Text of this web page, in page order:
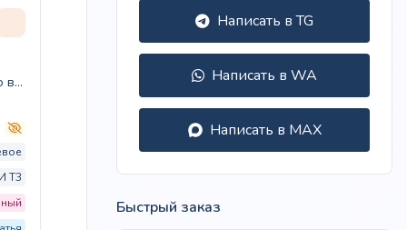
в
T3
Написать в TG
Написать в WA
Написать в MAX
Быстрый заказ